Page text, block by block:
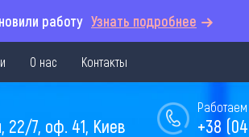
работу Узнать подробнее
О нас Контакты
Работаем
+38
22/7, оф. 41, Киев